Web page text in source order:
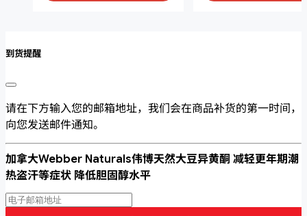
到货提醒
请在下方输入您的邮箱地址，我们会在商品补货的第一时间，
向您发送邮件通知。
加拿大Webber Naturals伟博天然大豆异黄酮 减轻更年期潮
热盗汗等症状 降低胆固醇水平